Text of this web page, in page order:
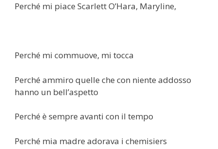
Perché mi piace Scarlett O’Hara, Maryline,
Perché mi commuove, mi tocca
Perché ammiro quelle che con niente addosso
hanno un bell’aspetto
Perché è sempre avanti con il tempo
Perché mia madre adorava i chemisiers